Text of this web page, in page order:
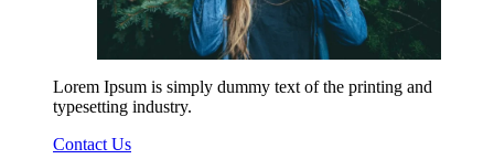
Lorem Ipsum is simply dummy text of the printing and
typesetting industry.
Contact Us